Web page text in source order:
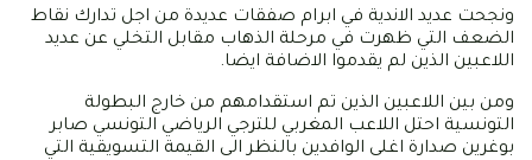
ونجحت عديد الاندية في ابرام صفقات عديدة من اجل تدارك نقاط
الضعف التي ظهرت في مرحلة الذهاب مقابل التخلي عن عديد
اللاعبين الذين لم يقدموا الاضافة ايضا.
ومن بين اللاعبين الذين تم استقدامهم من خارج البطولة
التونسية احتل اللاعب المغربي للترجي الرياضي التونسي صابر
بوغرين صدارة اغلى الوافدين بالنظر الى القيمة التسويقية التي